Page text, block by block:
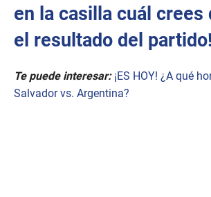
en la casilla cuál crees
el resultado del partido!
Te puede interesar: ¡ES HOY! ¿A qué
Salvador vs. Argentina?